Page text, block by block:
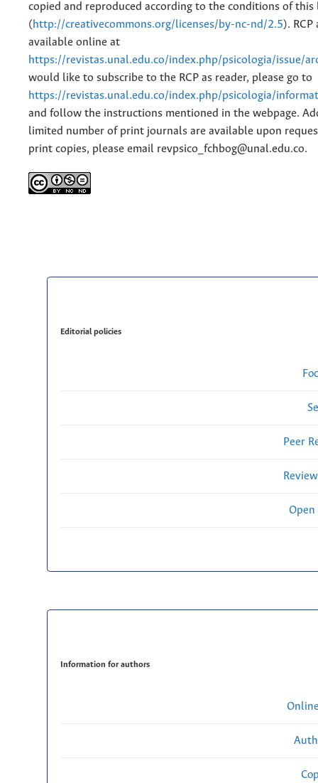
copied and reproduced according to the conditions of this
(http://creativecommons.org/licenses/by-nc-nd/2.5).
available online at
https://revistas.unal.edu.co/index.php/psicologia/issue/
would like to subscribe to the RCP as reader, please go to
https://revistas.unal.edu.co/index.php/psicologia/
and follow the instructions mentioned in the webpage.
limited number of print journals are available upon
print copies, please email revpsico_fchbog@unal.edu.co.
Editorial policies
Peer
Open
Information for authors